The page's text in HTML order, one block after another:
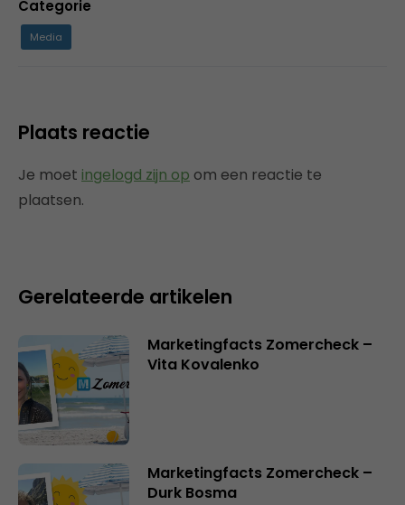
Categorie
Media
Plaats reactie
Je moet ingelogd zijn op om een reactie te
plaatsen.
Gerelateerde artikelen
Marketingfacts Zomercheck –
Vita Kovalenko
Marketingfacts Zomercheck –
Durk Bosma